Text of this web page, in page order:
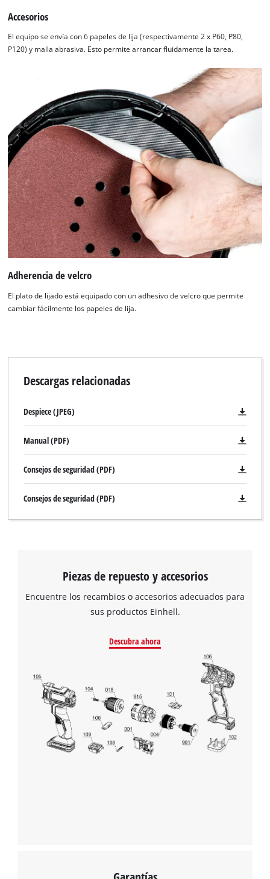
Accesorios
El equipo se envía con 6 papeles de lija (respectivamente 2 x P60, P80,
P120) y malla abrasiva. Esto permite arrancar fluidamente la tarea.
Adherencia de velcro
El plato de lijado está equipado con un adhesivo de velcro que permite
cambiar fácilmente los papeles de lija.
Descargas relacionadas
Despiece (JPEG)
Manual (PDF)
Consejos de seguridad (PDF)
Consejos de seguridad (PDF)
Piezas de repuesto y accesorios
Encuentre los recambios o accesorios adecuados para
sus productos Einhell.
Descubra ahora